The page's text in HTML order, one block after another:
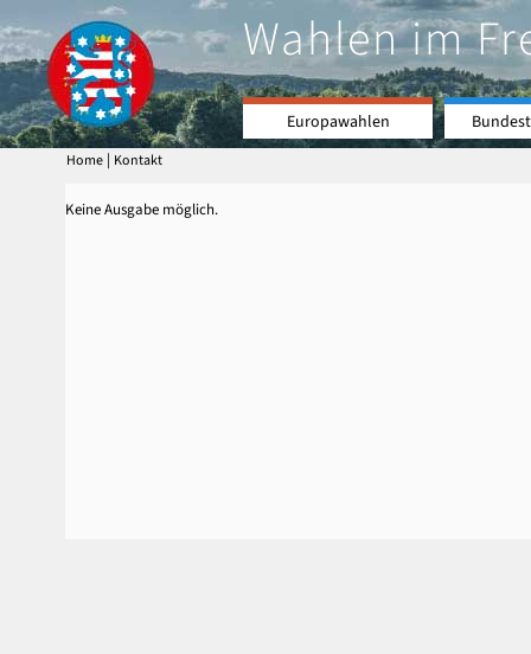
Wahlen im
Europawahlen
Home | Kontakt
Keine Ausgabe möglich.